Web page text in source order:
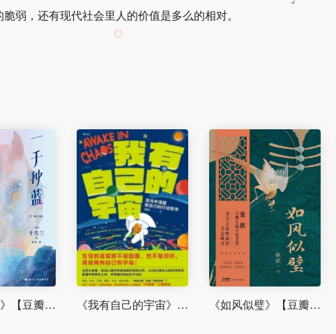
弱，还有现代社会里人的价值是多么的相对。
《一千种蓝》【豆瓣评分8.2】 《我有自己的宇宙》【豆瓣评分8.2】 《如风似璧》【豆瓣评分8.5】